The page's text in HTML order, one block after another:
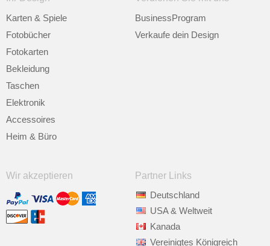
Karten & Spiele
Fotobücher
Fotokarten
Bekleidung
Taschen
Elektronik
Accessoires
Heim & Büro
BusinessProgram
Verkaufe dein Design
Wir akzeptieren
Partner Links
Deutschland
USA & Weltweit
Kanada
Vereinigtes Königreich